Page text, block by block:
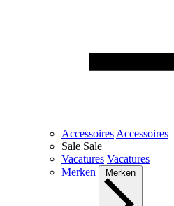
Accessoires Accessoires
Sale Sale
Vacatures Vacatures
Merken
Merken